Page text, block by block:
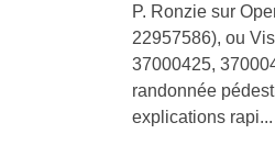
P. Ronzie sur
22957586), ou
37000425,
randonnée
explications rapi...